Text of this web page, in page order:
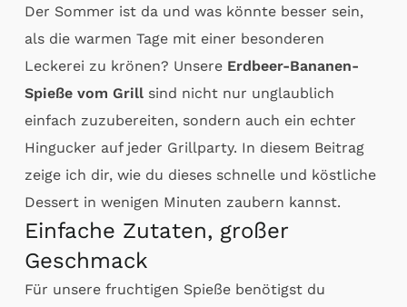
Der Sommer ist da und was könnte besser sein,
als die warmen Tage mit einer besonderen
Leckerei zu krönen? Unsere Erdbeer-Bananen-
Spieße vom Grill sind nicht nur unglaublich
einfach zuzubereiten, sondern auch ein echter
Hingucker auf jeder Grillparty. In diesem Beitrag
zeige ich dir, wie du dieses schnelle und köstliche
Dessert in wenigen Minuten zaubern kannst.
Einfache Zutaten, großer
Geschmack
Für unsere fruchtigen Spieße benötigst du